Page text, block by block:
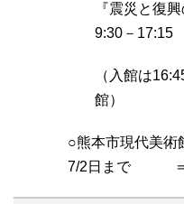
『震災と復
9:30－
（入館は
館）
○熊本市現代美術
7/2日まで ＝